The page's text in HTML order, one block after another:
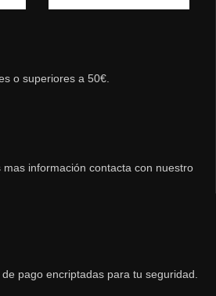
o superiores a 50€.
información contacta con nuestro
pago encriptadas para tu seguridad.